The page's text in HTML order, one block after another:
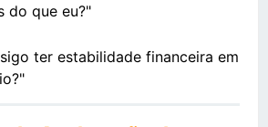
do que eu?"
ter estabilidade financeira em